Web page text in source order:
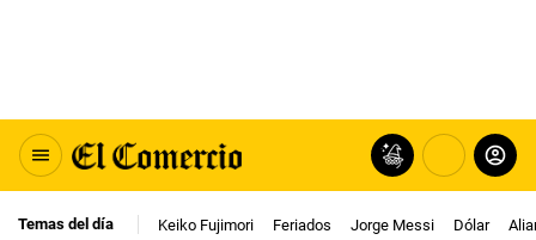
Temas del día Keiko Fujimori Feriados Jorge Messi Dólar